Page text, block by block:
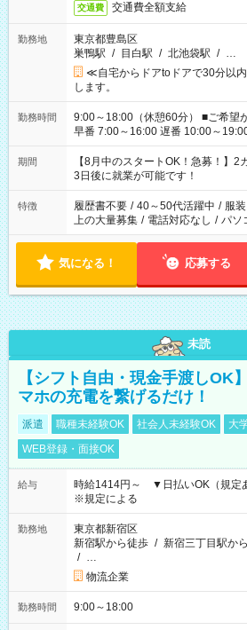
交通費 交通費全額支給
勤務地
東京都豊島区
巣鴨駅 / 目白駅 / 北池袋駅 / …
≪自宅からドアtoドアで30分以
します。
勤務時間
9:00～18:00（休憩60分） ■ご希望があれば下記シフトもOK！
早番 7:00～16:00 遅番 10:00～19:00 夜
と休みを合わせたい」 「余裕を持
「できれば残業はしたくない」 な
ね。 ※Wワーク希望の方へ 今ご覧のお仕事で希望する勤務時間
と、もう1つのお仕事の勤務時間。
合は応募できません。
期間
【8月中のスタートOK！急募！】
3日後に就業が可能です！
特徴 履歴書不要 / 40～50代活躍中 / 服
上の大量募集 / 電話対応なし / パソ
気になる！ 応募する
未読
【シフト自由・現金手渡しOK
マホの充電を繋げるだけ！
派遣 職種未経験OK 社会人未経験OK 大
WEB登録・面接OK
給与
時給1414円～ ▼日払いOK（規
※規定による
勤務地
東京都新宿区
新宿駅から徒歩 / 新宿三丁目駅か
/ …
物流企業
勤務時間 9:00～18:00